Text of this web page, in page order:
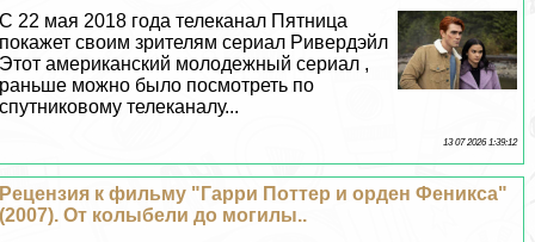
С 22 мая 2018 года телеканал Пятница
покажет своим зрителям сериал Ривердэйл
Этот американский молодежный сериал ,
раньше можно было посмотреть по
спутниковому телеканалу...
13 07 2026 1:39:12
Рецензия к фильму "Гарри Поттер и орден Феникса"
(2007). От колыбели до могилы..